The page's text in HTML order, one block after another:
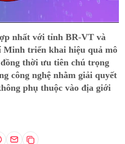
nhất với tỉnh BR-VT và
Minh triển khai hiệu quả mô
thời ưu tiên chú trọng
công nghệ nhằm giải quyết
phụ thuộc vào địa giới